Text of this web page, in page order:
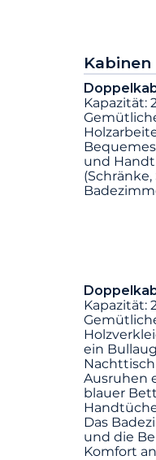
Kabinen
Kapazität:
und
Kapazität:
ein
Ausruhen
blauer
Das
und die
Komfort